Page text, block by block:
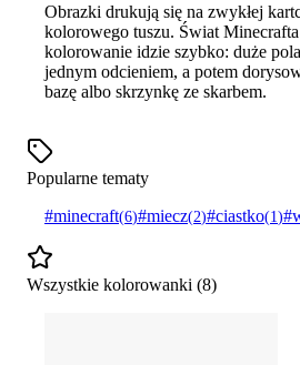
Obrazki drukują się na zwykłej
kolorowego tuszu. Świat
kolorowanie idzie szybko: duże
jednym odcieniem, a potem
bazę albo skrzynkę ze skarbem.
Popularne tematy
#minecraft(6)#miecz(2)#ciastko(1 )#
Wszystkie kolorowanki (8)